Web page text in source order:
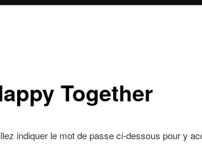
Together
indiquer le mot de passe ci-dessous pour y